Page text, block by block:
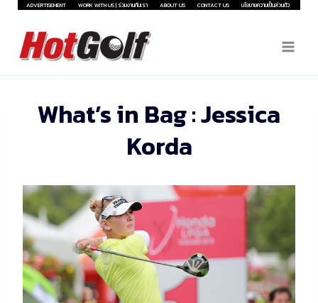
Skip
content
ADVERTISEMENT WORK WITH US | ร่วมงานกับเรา ABOUT US CONTACT US นโยบายความเป็นส่วนตัว
What’s in Bag : Jessica
Korda